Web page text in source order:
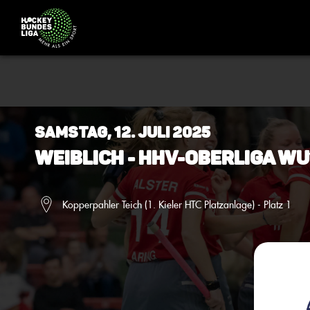
Samstag, 12. Juli 2025
Weiblich - HHV-Oberliga
Kopperpahler Teich (1. Kieler HTC Platzanlage) - Platz 1